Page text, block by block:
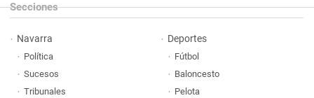
Secciones
Navarra
Política
Sucesos
Tribunales
Deportes
Fútbol
Baloncesto
Pelota